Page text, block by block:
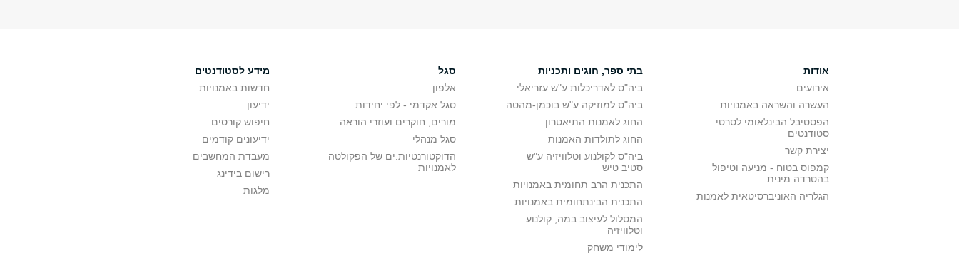
אודות
אירועים
העשרה והשראה באמנויות
הפסטיבל הבינלאומי לסרטי
סטודנטים
יצירת קשר
קמפוס בטוח - מניעה וטיפול
בהטרדה מינית
הגלריה האוניברסיטאית לאמנות
בתי ספר, חוגים ותכניות
ביה"ס לאדריכלות ע"ש עזריאלי
ביה"ס למוזיקה ע"ש בוכמן-מהטה
החוג לאמנות התיאטרון
החוג לתולדות האמנות
ביה"ס לקולנוע וטלוויזיה ע"ש
סטיב טיש
התכנית הרב תחומית באמנויות
התכנית הבינתחומית באמנויות
המסלול לעיצוב במה, קולנוע
וטלוויזיה
לימודי משחק
סגל
אלפון
סגל אקדמי - לפי יחידות
מורים, חוקרים ועוזרי הוראה
סגל מנהלי
הדוקטורנטיות.ים של הפקולטה
לאמנויות
מידע לסטודנטים
חדשות באמנויות
ידיעון
חיפוש קורסים
ידיעונים קודמים
מעבדת המחשבים
רישום בידינג
מלגות